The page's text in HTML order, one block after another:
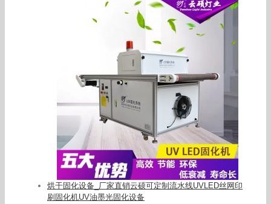
烘干固化设备_厂家直销云硕可定制流水线UVLED丝网印
刷固化机UV油墨光固化设备